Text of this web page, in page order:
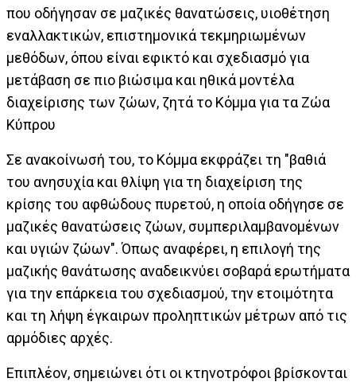
που οδήγησαν σε μαζικές θανατώσεις, υιοθέτηση
εναλλακτικών, επιστημονικά τεκμηριωμένων
μεθόδων, όπου είναι εφικτό και σχεδιασμό για
μετάβαση σε πιο βιώσιμα και ηθικά μοντέλα
διαχείρισης των ζώων, ζητά το Κόμμα για τα Ζώα
Κύπρου
Σε ανακοίνωσή του, το Κόμμα εκφράζει τη "βαθιά
του ανησυχία και θλίψη για τη διαχείριση της
κρίσης του αφθώδους πυρετού, η οποία οδήγησε σε
μαζικές θανατώσεις ζώων, συμπεριλαμβανομένων
και υγιών ζώων". Όπως αναφέρει, η επιλογή της
μαζικής θανάτωσης αναδεικνύει σοβαρά ερωτήματα
για την επάρκεια του σχεδιασμού, την ετοιμότητα
και τη λήψη έγκαιρων προληπτικών μέτρων από τις
αρμόδιες αρχές.
Επιπλέον, σημειώνει ότι οι κτηνοτρόφοι βρίσκονται